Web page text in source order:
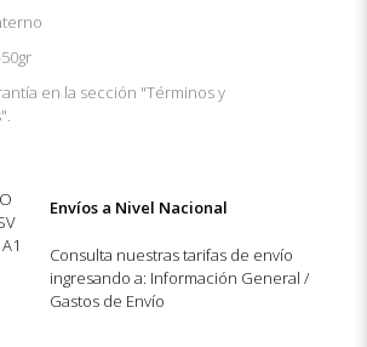
en la sección "Términos y
Envíos a Nivel Nacional
Consulta nuestras tarifas de envío
ingresando a: Información General /
Gastos de Envío